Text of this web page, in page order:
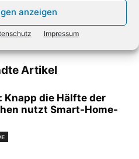
anzeigen
Impressum
Salesforce rechnet mit
kräftigem Umsatzwachstum
Artikel
Knapp die Hälfte der
nutzt Smart-Home-